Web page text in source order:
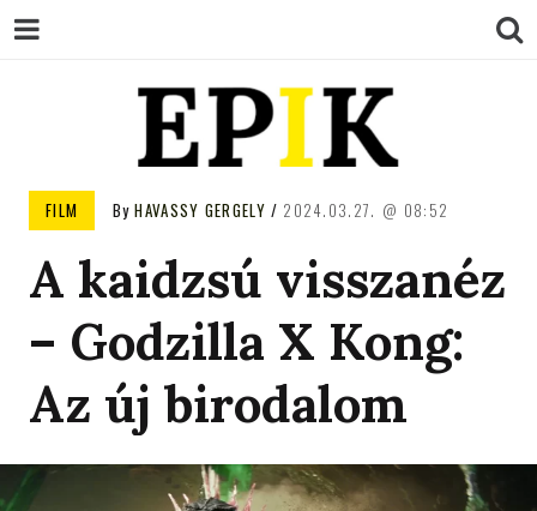
EPIK
FILM ByHAVASSY GERGELY 2024.03.27. 08:52
A kaidzsú visszanéz
– Godzilla X Kong:
Az új birodalom